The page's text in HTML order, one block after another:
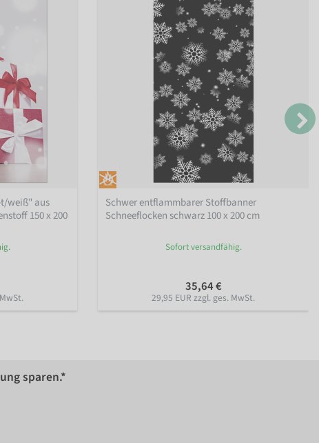
weiß" aus
150 x 200
Schwer entflammbarer Stoffbanner
Schneeflocken schwarz 100 x 200 cm
Sofort versandfähig.
35,64 €
29,95 EUR zzgl. ges. MwSt.
sparen.*